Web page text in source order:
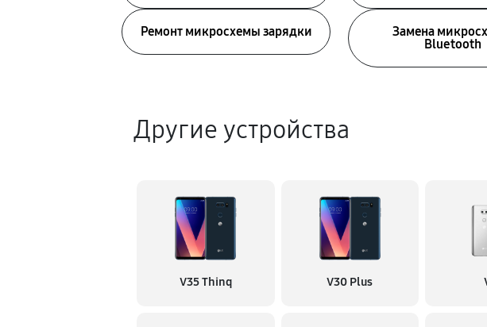
Ремонт микросхемы зарядки
Замена
Bluetooth
Другие устройства
V35 Thinq V30 Plus